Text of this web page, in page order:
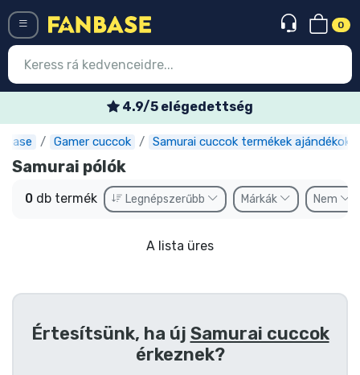
0
4.9/5 elégedettség
Gamer cuccok Samurai cuccok termékek ajándékok
Samurai pólók
0 db termék Legnépszerűbb Márkák Nem
A lista üres
Értesítsünk, ha új Samurai cuccok
érkeznek?
Belépés Regisztráció
Legújabb cuccok
Előrendelhető cuccok
Outlet cuccok
Ajándékkártya